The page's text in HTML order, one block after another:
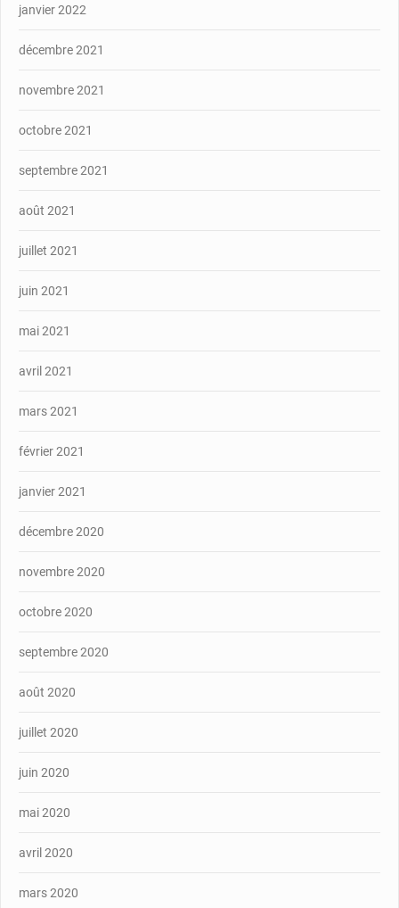
janvier 2022
décembre 2021
novembre 2021
octobre 2021
septembre 2021
août 2021
juillet 2021
juin 2021
mai 2021
avril 2021
mars 2021
février 2021
janvier 2021
décembre 2020
novembre 2020
octobre 2020
septembre 2020
août 2020
juillet 2020
juin 2020
mai 2020
avril 2020
mars 2020